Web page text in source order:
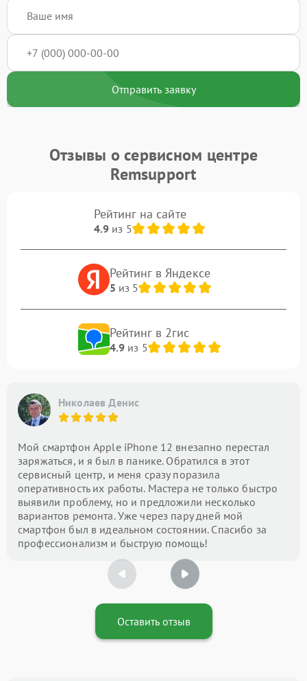
Отправить заявку
Отзывы о сервисном центре
Remsupport
Рейтинг на сайте
4.9из 5
Рейтинг в Яндексе
5 из 5
Рейтинг в 2гис
4.9из 5
Николаев Денис
Мой смартфон Apple iPhone 12 внезапно перестал
заряжаться, и я был в панике. Обратился в этот
сервисный центр, и меня сразу поразила
оперативность их работы. Мастера не только быстро
выявили проблему, но и предложили несколько
вариантов ремонта. Уже через пару дней мой
смартфон был в идеальном состоянии. Спасибо за
профессионализм и быструю помощь!
Оставить отзыв